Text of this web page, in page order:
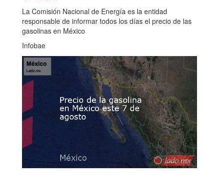
La Comisión Nacional de Energía es la entidad
responsable de informar todos los días el precio de las
gasolinas en México
Infobae